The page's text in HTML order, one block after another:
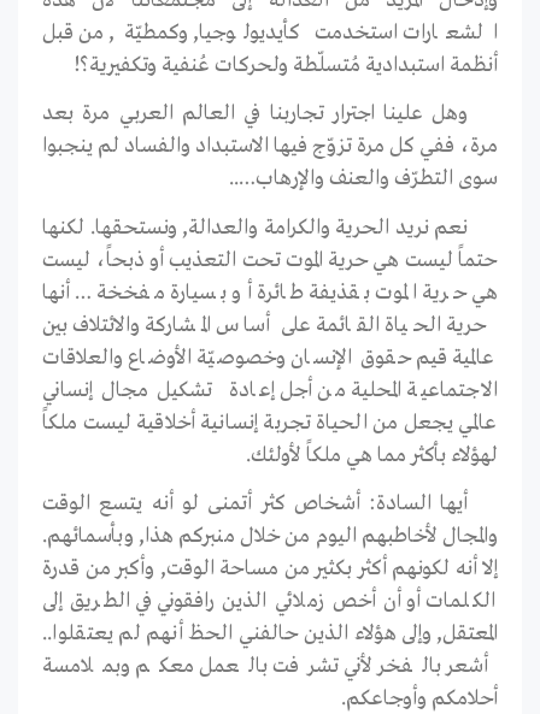
الشعارات استخدمت كأيديولوجيا, وكمطيّة, من قبل
أنظمة استبدادية مُتسلّطة ولحركات عُنفية وتكفيرية؟!
وهل علينا اجترار تجاربنا في العالم العربي مرة بعد
مرة، ففي كل مرة تزوّج فيها الاستبداد والفساد لم ينجبوا
سوى التطرّف والعنف والإرهاب…..
نعم نريد الحرية والكرامة والعدالة, ونستحقها. لكنها
حتماً ليست هي حرية الموت تحت التعذيب أو ذبحاً، ليست
هي حرية الموت بقذيفة طائرة أو بسيارة مفخخة …أنها
حرية الحياة القائمة على أساس المشاركة والائتلاف بين
عالمية قيم حقوق الإنسان وخصوصيّة الأوضاع والعلاقات
الاجتماعية المحلية من أجل إعادة
تشكيل مجال إنساني
عالمي يجعل من الحياة تجربة إنسانية أخلاقية ليست ملكاً
لهؤلاء بأكثر مما هي ملكاً لأولئك.
أيها السادة: أشخاص كثر أتمنى لو أنه يتسع الوقت
والمجال لأخاطبهم اليوم من خلال منبركم هذا, وبأسمائهم.
إلا أنه لكونهم أكثر بكثير من مساحة الوقت, وأكبر من قدرة
الكلمات أو أن أخص زملائي الذين رافقوني في الطريق إلى
المعتقل, وإلى هؤلاء الذين حالفني الحظ أنهم لم يعتقلوا..
أشعر بالفخر لأني تشرفت بالعمل معكم وبملامسة
أحلامكم وأوجاعكم.